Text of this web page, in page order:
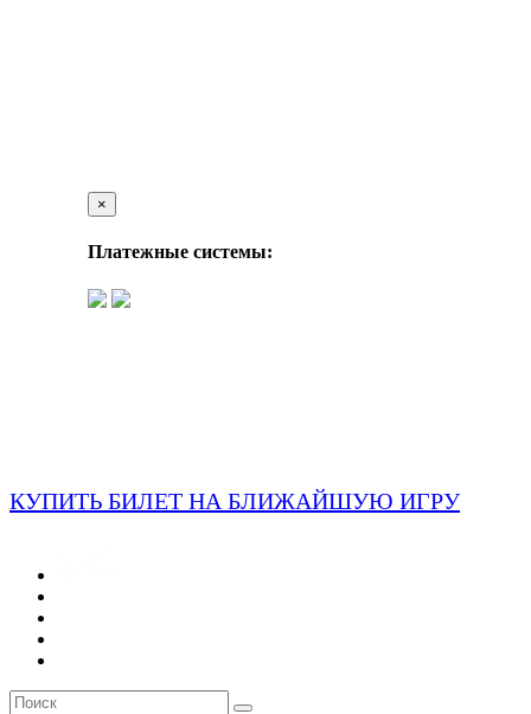
×
Платежные системы:
КУПИТЬ БИЛЕТ НА БЛИЖАЙШУЮ ИГРУ